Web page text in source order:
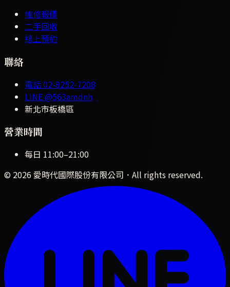
維修報價
二手回收
線上預約
聯絡
電話02-8252-7208
LINE@563amdnh
新北市板橋區
營業時間
每日 11:00–21:00
© 2026 愛時代國際股份有限公司 ．All rights reserved.